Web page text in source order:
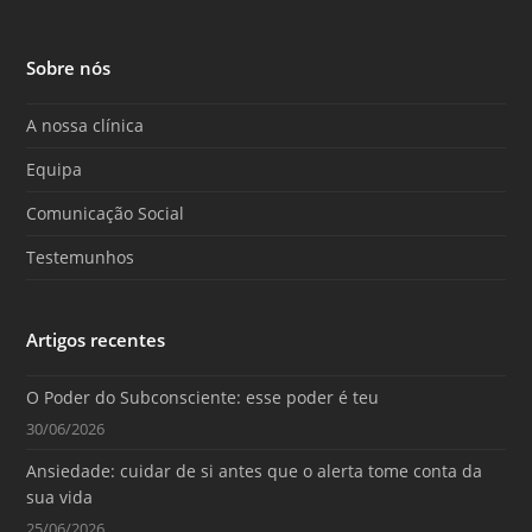
e
b
o
k
T
u
e r
a
Sobre nós
A nossa clínica
Equipa
Comunicação Social
Testemunhos
Artigos recentes
O Poder do Subconsciente: esse poder é teu
30/06/2026
Ansiedade: cuidar de si antes que o alerta tome conta da
sua vida